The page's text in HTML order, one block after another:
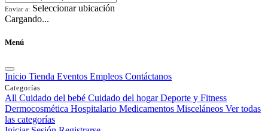
Enviar a: Seleccionar ubicación
Cargando...
Menú
Inicio Tienda Eventos Empleos Contáctanos
Categorías
All Cuidado del bebé Cuidado del hogar Deporte y Fitness
Dermocosmética Hospitalario Medicamentos Misceláneos Ver todas
las categorías